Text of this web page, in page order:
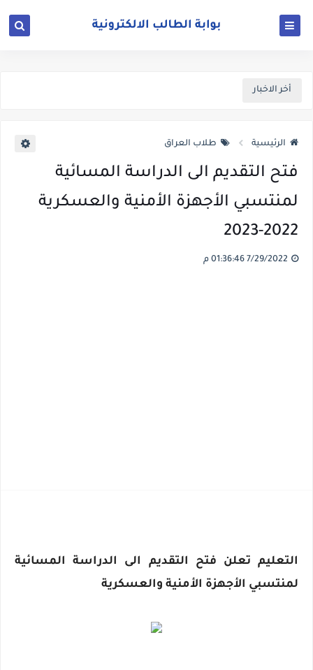
أخر الاخبار
الرئيسية طلاب العراق
فتح التقديم الى الدراسة المسائية
لمنتسبي الأجهزة الأمنية والعسكرية
2022-2023
التعليم تعلن فتح التقديم الى الدراسة المسائية
لمنتسبي الأجهزة الأمنية والعسكرية